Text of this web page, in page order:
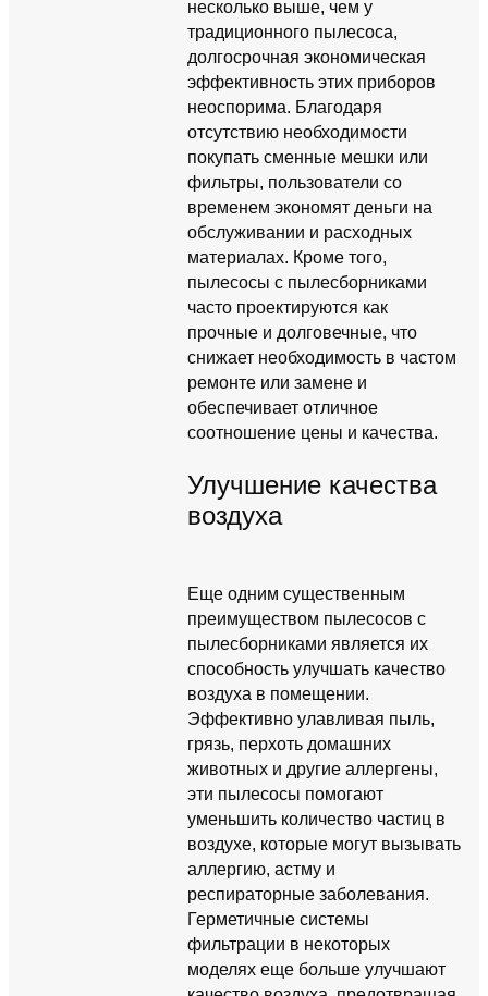
несколько выше, чем у
традиционного пылесоса,
долгосрочная экономическая
эффективность этих приборов
неоспорима. Благодаря
отсутствию необходимости
покупать сменные мешки или
фильтры, пользователи со
временем экономят деньги на
обслуживании и расходных
материалах. Кроме того,
пылесосы с пылесборниками
часто проектируются как
прочные и долговечные, что
снижает необходимость в частом
ремонте или замене и
обеспечивает отличное
соотношение цены и качества.
Улучшение качества
воздуха
Еще одним существенным
преимуществом пылесосов с
пылесборниками является их
способность улучшать качество
воздуха в помещении.
Эффективно улавливая пыль,
грязь, перхоть домашних
животных и другие аллергены,
эти пылесосы помогают
уменьшить количество частиц в
воздухе, которые могут вызывать
аллергию, астму и
респираторные заболевания.
Герметичные системы
фильтрации в некоторых
моделях еще больше улучшают